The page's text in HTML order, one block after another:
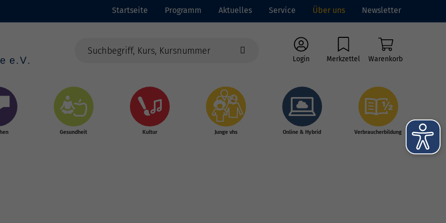
Startseite Programm Aktuelles Service Über uns Newsletter
Login Merkzettel Warenkorb
Gesundheit Kultur Junge vhs Online & Hybrid Verbraucherbildung